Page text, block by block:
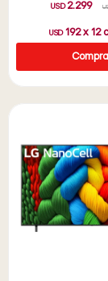
USD 2.299
USD 192x 12